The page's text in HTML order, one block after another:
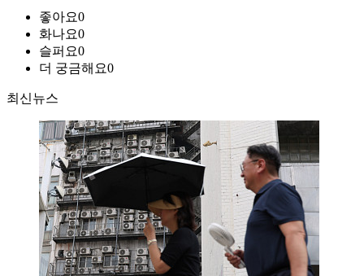
좋아요0
화나요0
슬퍼요0
더 궁금해요0
최신뉴스